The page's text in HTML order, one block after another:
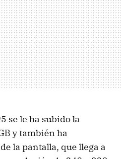
se le ha subido la
y también ha
la pantalla, que llega a